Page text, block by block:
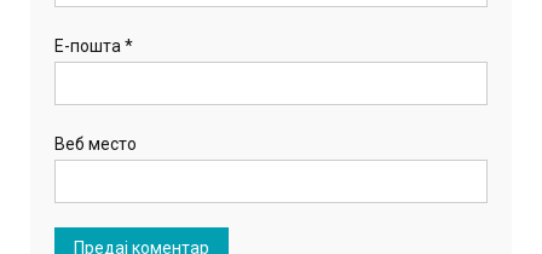
Е-пошта*
Веб место